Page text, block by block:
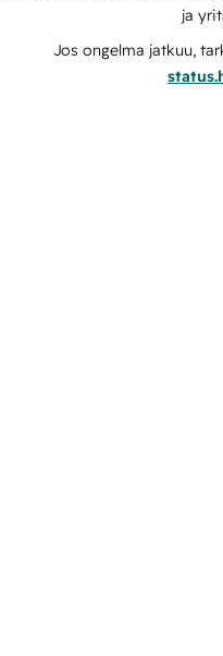
ja
Jos ongelma jatkuu,